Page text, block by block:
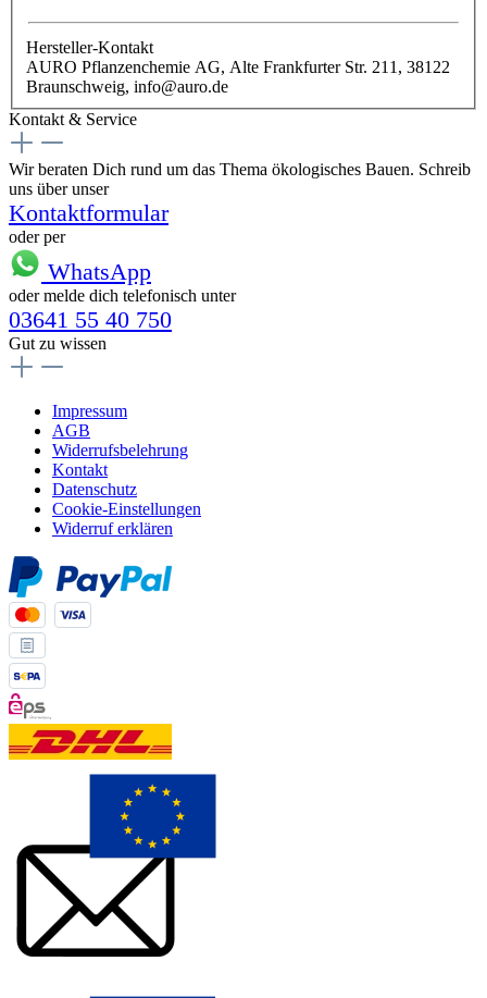
Hersteller-Kontakt
AURO Pflanzenchemie AG, Alte Frankfurter Str. 211, 38122
Braunschweig, info@auro.de
Kontakt & Service
Wir beraten Dich rund um das Thema ökologisches Bauen. Schreib
uns über unser
Kontaktformular
oder per
WhatsApp
oder melde dich telefonisch unter
03641 55 40 750
Gut zu wissen
Impressum
AGB
Widerrufsbelehrung
Kontakt
Datenschutz
Cookie-Einstellungen
Widerruf erklären